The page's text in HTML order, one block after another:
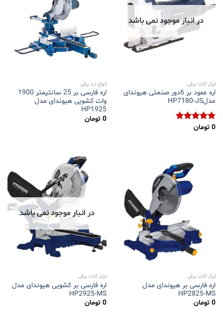
در انبار موجود نمی باشد
ابزار آلات برقی
اره عمود بر 6دور صنعتی هیوندای
مدلHP7180-JS
نمره5.00
0 تومان
انواع اره برقی
اره فارسی بر 25 سانتیمتر 1900
وات کشویی هیوندای مدل
HP1925
0 تومان
ابزار آلات برقی
اره فارسی بر هیوندای مدل
HP2825-MS
0 تومان
در انبار موجود نمی باشد
ابزار آلات برقی
اره فارسی بر کشویی هیوندای مدل
HP2925-MS
0 تومان